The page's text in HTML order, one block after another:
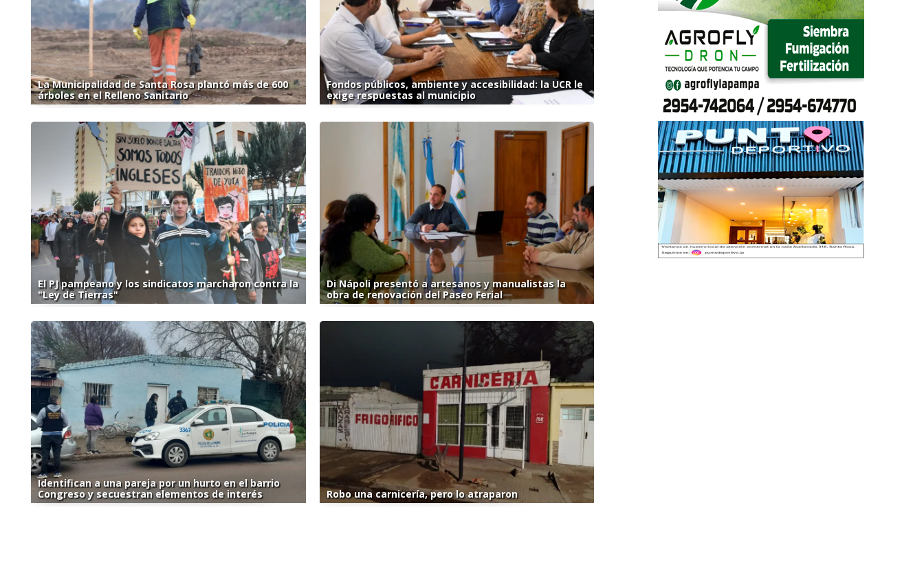
La Municipalidad de Santa Rosa plantó más de 600
árboles en el Relleno Sanitario
Fondos públicos, ambiente y accesibilidad: la UCR le
exige respuestas al municipio
El PJ pampeano y los sindicatos marcharon contra la
"Ley de Tierras"
Di Nápoli presentó a artesanos y manualistas la
obra de renovación del Paseo Ferial
Identifican a una pareja por un hurto en el barrio
Congreso y secuestran elementos de interés
Robo una carnicería, pero lo atraparon